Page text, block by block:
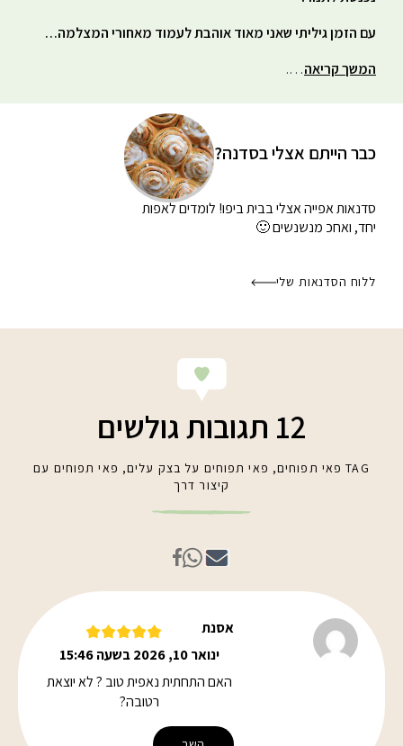
עם הזמן גיליתי שאני מאוד אוהבת לעמוד מאחורי המצלמה…
המשך קריאה….
כבר הייתם אצלי בסדנה?
סדנאות אפייה אצלי בביתביפו! לומדים לאפות
יחד, ואחכ מנשנשים 🙂
ללוח הסדנאות שלי
12 תגובות גולשים
TAG פאי תפוחים, פאי תפוחים על בצק עלים, פאי תפוחים עם
קיצור דרך
אסנת
ינואר 10, 2026 בשעה 15:46
האם התחתית נאפית טוב ? לא יוצאת
רטובה?